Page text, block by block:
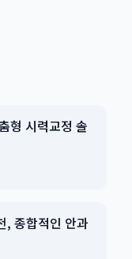
형 시력교정 솔
, 종합적인 안과